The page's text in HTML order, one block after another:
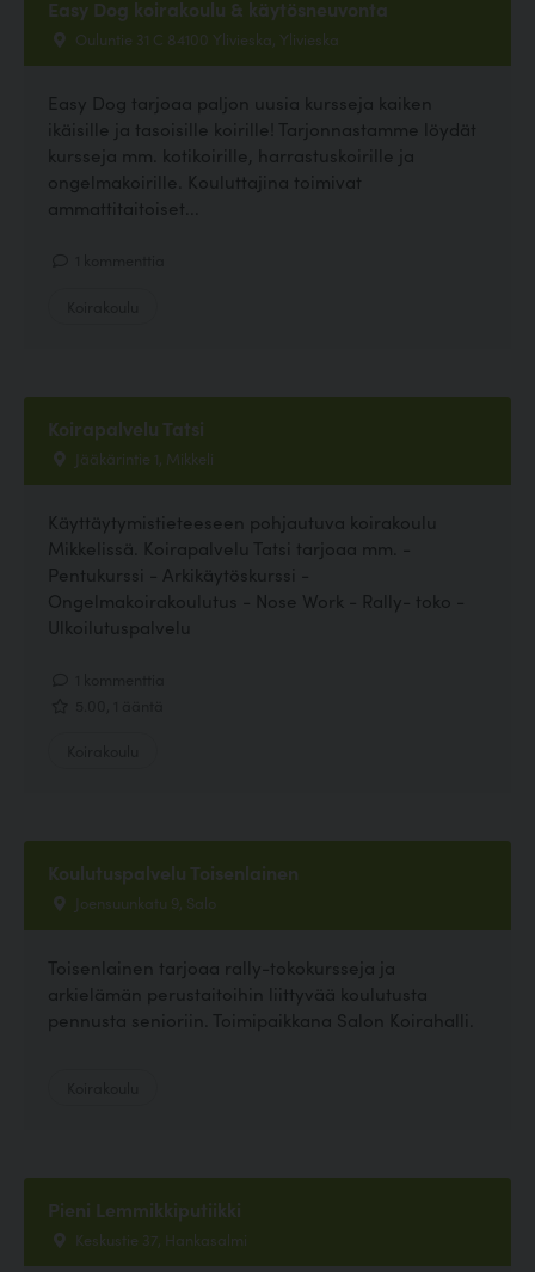
Easy Dog koirakoulu & käytösneuvonta
Ouluntie 31 C 84100 Ylivieska, Ylivieska
Easy Dog tarjoaa paljon uusia kursseja kaiken
ikäisille ja tasoisille koirille! Tarjonnastamme löydät
kursseja mm. kotikoirille, harrastuskoirille ja
ongelmakoirille. Kouluttajina toimivat
ammattitaitoiset...
Koirapalvelu Tatsi
Jääkärintie 1, Mikkeli
Käyttäytymistieteeseen pohjautuva koirakoulu
Mikkelissä. Koirapalvelu Tatsi tarjoaa mm. -
Pentukurssi - Arkikäytöskurssi -
Ongelmakoirakoulutus - Nose Work - Rally- toko -
Ulkoilutuspalvelu
Koulutuspalvelu Toisenlainen
Joensuunkatu 9, Salo
Toisenlainen tarjoaa rally-tokokursseja ja
arkielämän perustaitoihin liittyvää koulutusta
pennusta senioriin. Toimipaikkana Salon Koirahalli.
Pieni Lemmikkiputiikki
Keskustie 37, Hankasalmi